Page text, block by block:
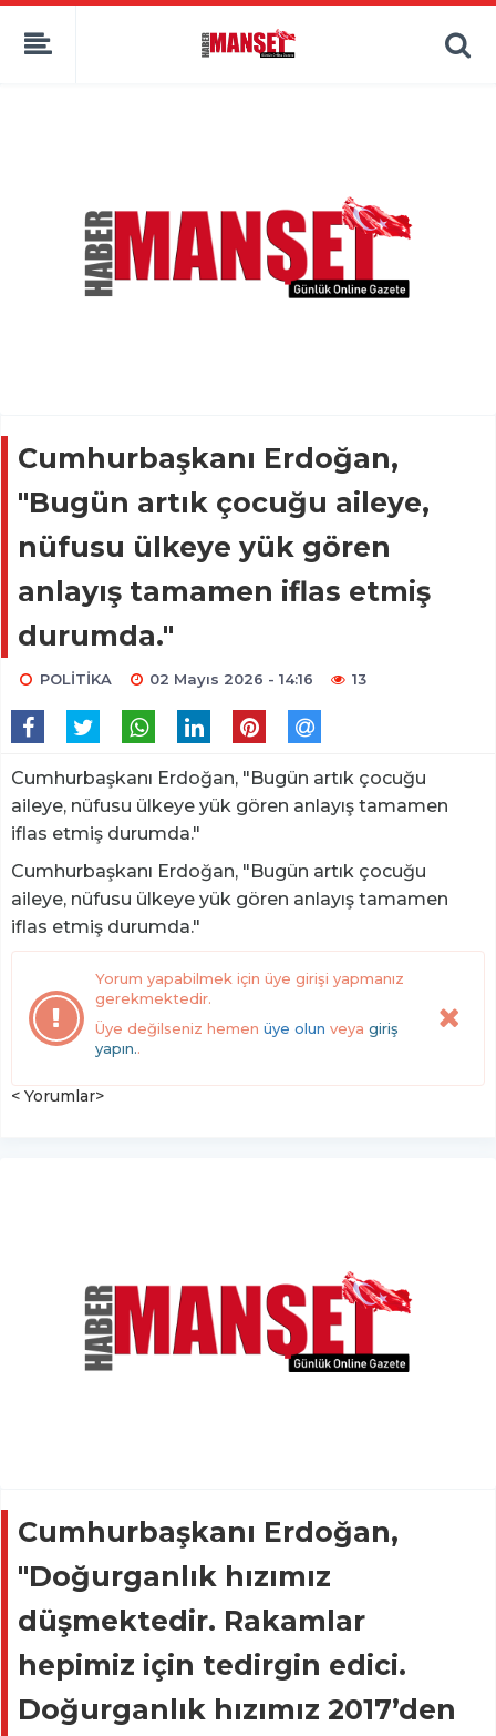
Cumhurbaşkanı Erdoğan,
"Bugün artık çocuğu aileye,
nüfusu ülkeye yük gören
anlayış tamamen iflas etmiş
durumda."
POLİTİKA 02 Mayıs 2026 - 14:16 13
Cumhurbaşkanı Erdoğan, "Bugün artık çocuğu
aileye, nüfusu ülkeye yük gören anlayış tamamen
iflas etmiş durumda."
Cumhurbaşkanı Erdoğan, "Bugün artık çocuğu
aileye, nüfusu ülkeye yük gören anlayış tamamen
iflas etmiş durumda."
Yorum yapabilmek için üye girişi yapmanız
gerekmektedir.
Üye değilseniz hemen üye olun veya giriş
yapın..
< Yorumlar>
Cumhurbaşkanı Erdoğan,
"Doğurganlık hızımız
düşmektedir. Rakamlar
hepimiz için tedirgin edici.
Doğurganlık hızımız 2017’den